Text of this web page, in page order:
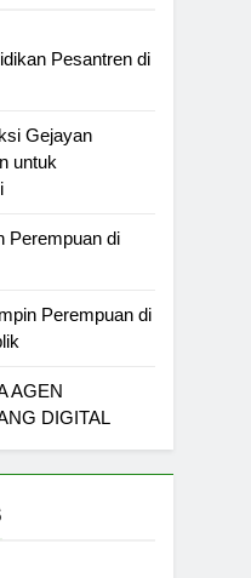
Pesantren di
Gejayan
untuk
Perempuan di
Perempuan di
AGEN
DIGITAL